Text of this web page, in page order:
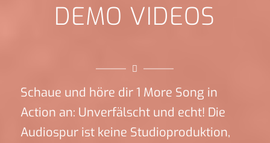
DEMO VIDEOS
Schaue und höre dir 1 More Song in
Action an: Unverfälscht und echt! Die
Audiospur ist keine Studioproduktion,